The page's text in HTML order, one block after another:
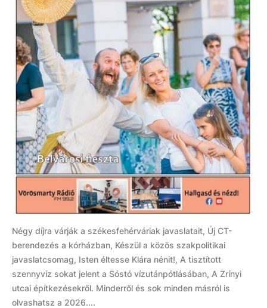
Négy díjra várják a székesfehérváriak javaslatait, Új CT-
berendezés a kórházban, Készül a közös szakpolitikai
javaslatcsomag, Isten éltesse Klára nénit!, A tisztított
szennyvíz sokat jelent a Sóstó vízutánpótlásában, A Zrínyi
utcai építkezésekről. Minderről és sok minden másról is
olvashatsz a 2026....